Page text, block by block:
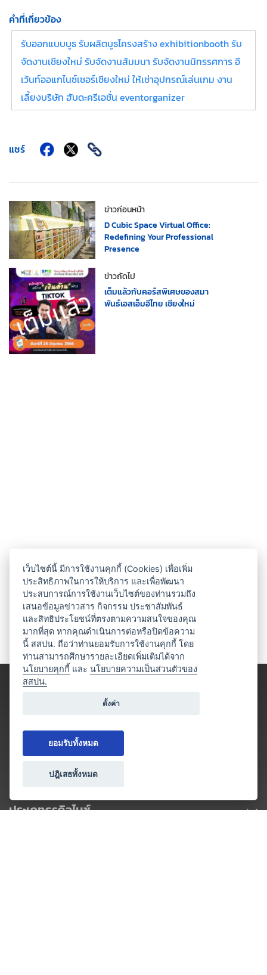
คำที่เกี่ยวข้อง
รับออกแบบบูธ รับผลิตบูธโครงสร้าง exhibitionbooth รับ
จัดงานเชียงใหม่ รับจัดงานสัมมนา รับจัดงานนิทรรศการ อี
เว้นท์ออแกไนซ์เซอร์เชียงใหม่ ให้เช่าอุปกรณ์เล่นเกม งาน
เลี้ยงบริษัท ฮับดะครีเอชั่น eventorganizer
แชร์
ข่าวก่อนหน้า
D Cubic Space Virtual Office:
Redefining Your Professional
Presence
ข่าวถัดไป
เต็มแล้วกับคอร์สพิเศษของสมา
พันธ์เอสเอ็มอีไทย เชียงใหม่
ประเภทธุรกิจไมซ์
เว็บไซต์นี้ มีการใช้งานคุกกี้ (Cookies) เพื่อเพิ่ม
ประสิทธิภาพในการให้บริการ และเพื่อพัฒนา
ประสบการณ์การใช้งานเว็บไซต์ของท่านรวมถึง
เสนอข้อมูลข่าวสาร กิจกรรม ประชาสัมพันธ์
และสิทธิประโยชน์ที่ตรงตามความสนใจของคุณ
มากที่สุด หากคุณดำเนินการต่อหรือปิดข้อความ
นี้ สสปน. ถือว่าท่านยอมรับการใช้งานคุกกี้ โดย
ท่านสามารถศึกษารายละเอียดเพิ่มเติมได้จาก
นโยบายคุกกี้ และนโยบายความเป็นส่วนตัวของ
สสปน.
ตั้งค่า
ยอมรับทั้งหมด
ปฎิเสธทั้งหมด